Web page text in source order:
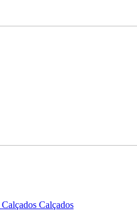
Calçados Calçados